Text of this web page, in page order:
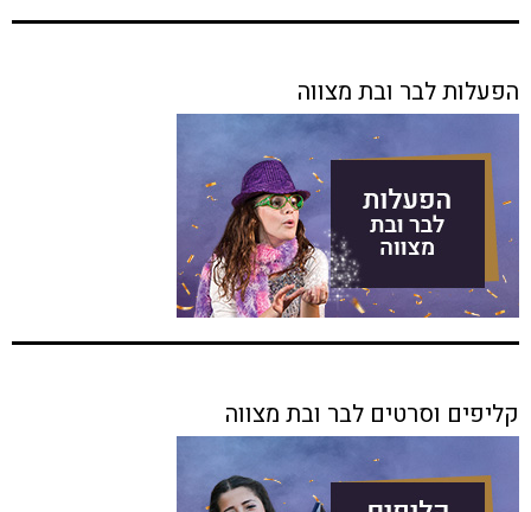
הפעלות לבר ובת מצווה
קליפים וסרטים לבר ובת מצווה